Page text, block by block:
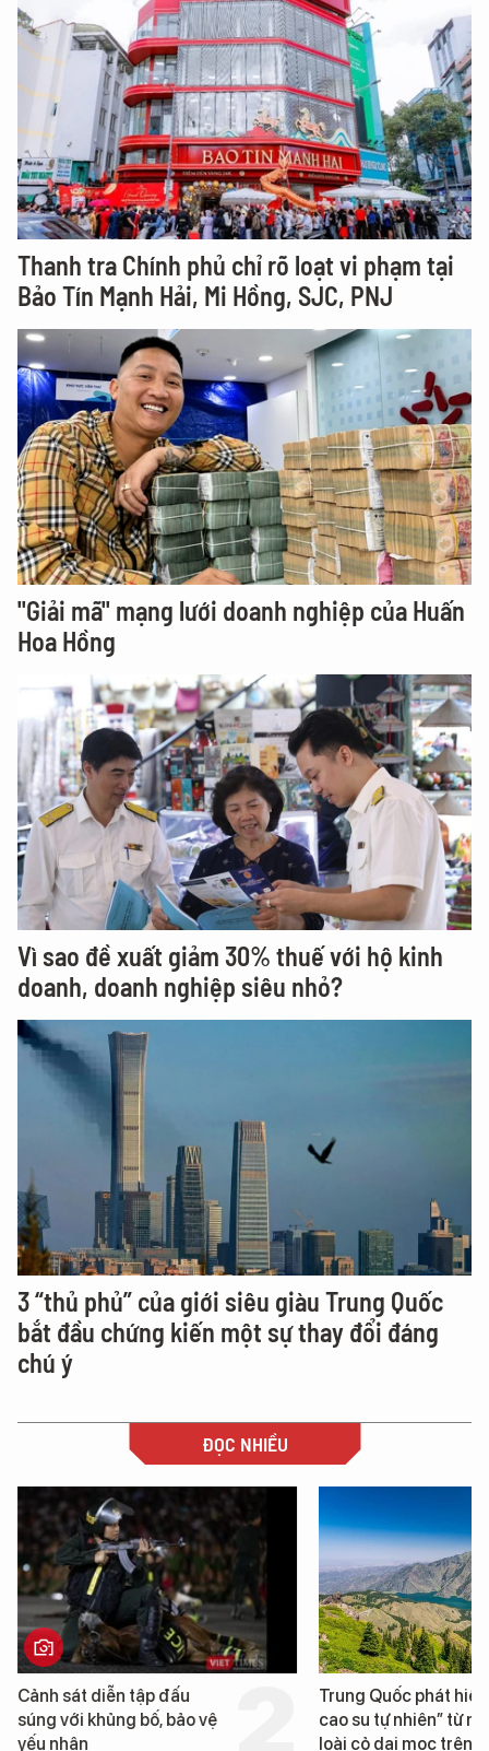
Thanh tra Chính phủ chỉ rõ loạt vi phạm tại
Bảo Tín Mạnh Hải, Mi Hồng, SJC, PNJ
"Giải mã" mạng lưới doanh nghiệp của Huấn
Hoa Hồng
Vì sao đề xuất giảm 30% thuế với hộ kinh
doanh, doanh nghiệp siêu nhỏ?
3 “thủ phủ” của giới siêu giàu Trung Quốc
bắt đầu chứng kiến một sự thay đổi đáng
chú ý
ĐỌC NHIỀU
Trung Quốc phát hiện “mỏ
cao su tự nhiên” từ một
loài cỏ dại mọc trên đất
Loạt dự án bất động
Đà Nẵng sắp bị kiểm